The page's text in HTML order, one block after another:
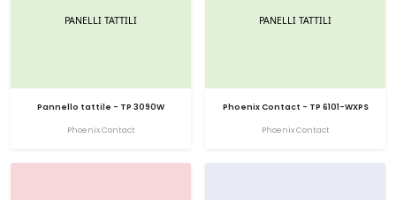
Pannello tattile - TP 3090W
Phoenix Contact
Phoenix Contact - TP 6101-WXPS
Phoenix Contact